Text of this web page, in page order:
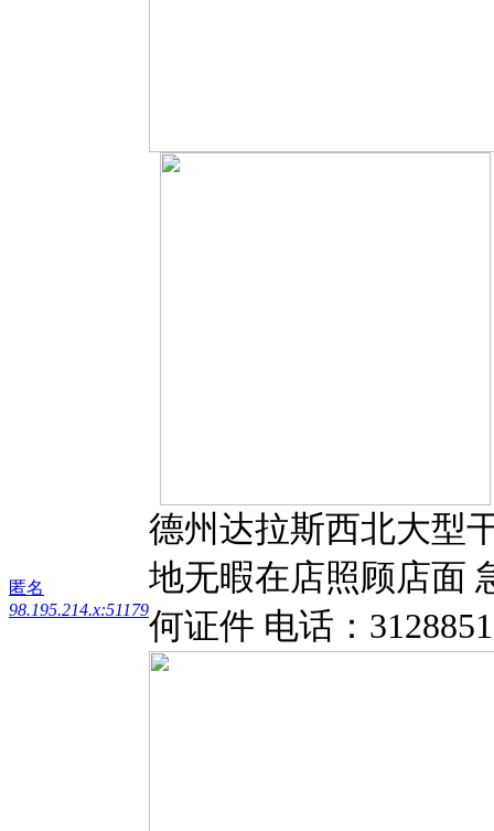
匿名
98.195.214.x:51179
德州达拉斯西北大型
地无暇在店照顾店面
何证件 电话：